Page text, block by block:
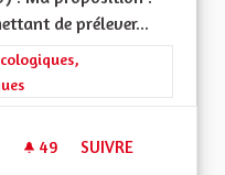
de prélever...
: Les transitions
49 49 ABONNÉS
SUIVRE